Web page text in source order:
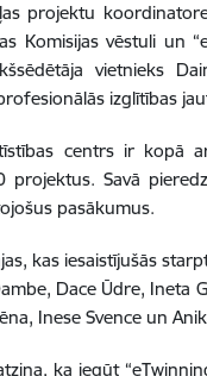
projektu
Komisijas vēstuli un
vietnieks
izglītības
centrs ir kopā
projektus. Savā
pasākumus.
kas iesaistījušās
Dace Ūdre, Ineta
Inese Svence un
ka iegūt